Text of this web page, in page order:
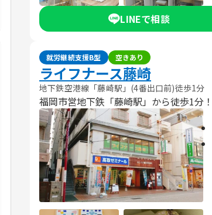
LINEで相談
就労継続支援B型 空きあり
ライフナース藤崎
地下鉄空港線「藤崎駅」(4番出口前)徒歩1分
福岡市営地下鉄「藤崎駅」から徒歩1分！